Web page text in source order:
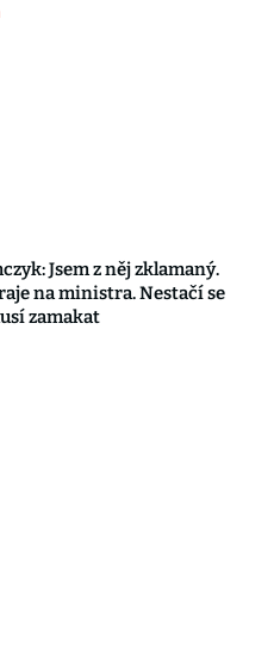
Jsem z něj zklamaný.
na ministra. Nestačí se
zamakat